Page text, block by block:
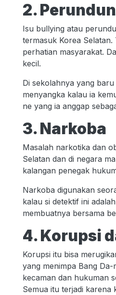
2.
Isu bullying atau
termasuk Korea
perhatian masyarakat.
kecil.
Di sekolahnya yang
menyangka kalau ia
ne yang ia anggap
3. Narkoba
Masalah narkotika dan
Selatan dan di negara
kalangan penegak
Narkoba digunakan
kalau si detektif ini
membuatnya bersama
4. Korupsi
Korupsi itu bisa
yang menimpa Bang
kecaman dan hukuman
Semua itu terjadi karena